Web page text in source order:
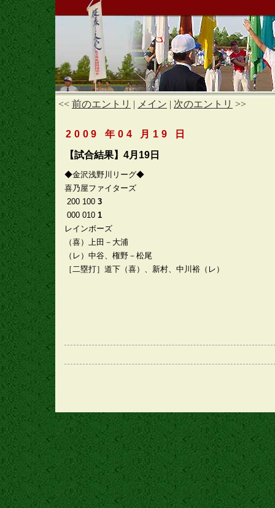
<< 前のエントリ | メイン | 次のエントリ >>
2009 年04 月19 日
【試合結果】4月19日
◆金沢浅野川リーグ◆
喜乃屋ファイターズ
200 100 3
000 010 1
レインボーズ
（喜）上田－大浦
（レ）中谷、権野－松尾
［二塁打］道下（喜）、新村、中川裕（レ）